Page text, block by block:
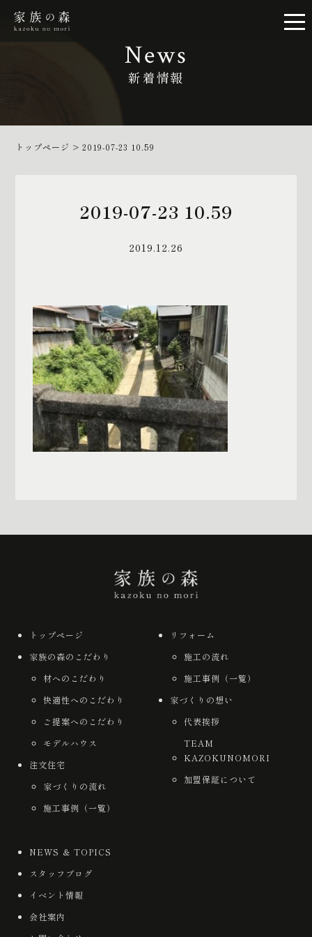
News
新着情報
トップページ >2019-07-23 10.59
2019-07-23 10.59
2019.12.26
トップページ
家族の森のこだわり
材へのこだわり
快適性へのこだわり
ご提案へのこだわり
モデルハウス
注文住宅
家づくりの流れ
施工事例（一覧）
リフォーム
施工の流れ
施工事例（一覧）
家づくりの想い
代表挨拶
TEAM
KAZOKUNOMORI
加盟保証について
NEWS ＆ TOPICS
スタッフブログ
イベント情報
会社案内